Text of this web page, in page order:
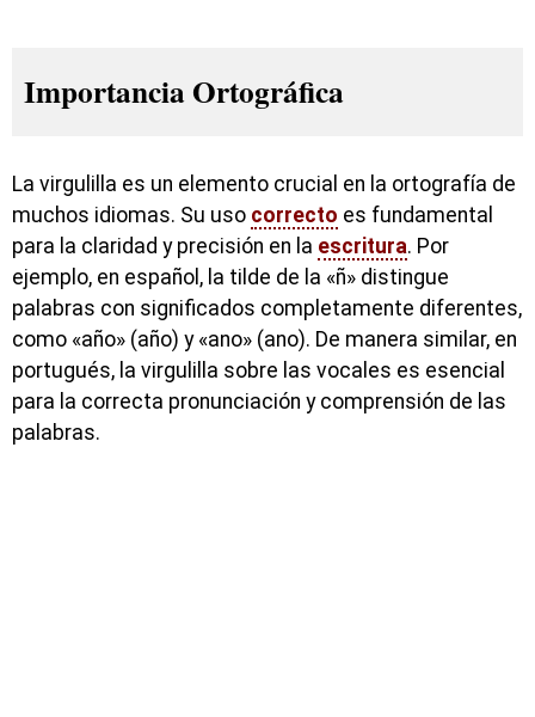
Importancia Ortográfica
La virgulilla es un elemento crucial en la ortografía de
muchos idiomas. Su uso correcto es fundamental
para la claridad y precisión en la escritura. Por
ejemplo, en español, la tilde de la «ñ» distingue
palabras con significados completamente diferentes,
como «año» (año) y «ano» (ano). De manera similar, en
portugués, la virgulilla sobre las vocales es esencial
para la correcta pronunciación y comprensión de las
palabras.